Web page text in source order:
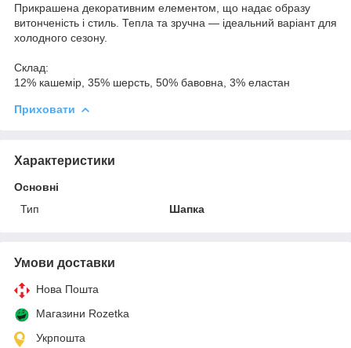
Прикрашена декоративним елементом, що надає образу
витонченість і стиль. Тепла та зручна — ідеальний варіант для
холодного сезону.
Склад:
12% кашемір, 35% шерсть, 50% бавовна, 3% еластан
Приховати
Характеристики
Основні
Тип
Шапка
Умови доставки
Нова Пошта
Магазини Rozetka
Укрпошта